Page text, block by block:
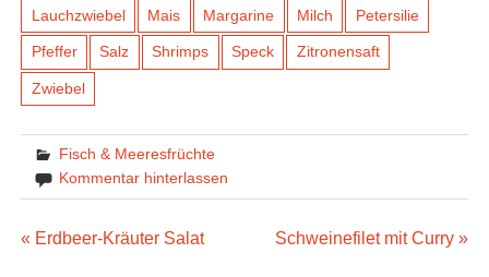
Lauchzwiebel Mais Margarine Milch Petersilie
Pfeffer Salz Shrimps Speck Zitronensaft
Zwiebel
Fisch & Meeresfrüchte
Kommentar hinterlassen
Beitragsnavigation
« Erdbeer-Kräuter Salat Schweinefilet mit Curry »